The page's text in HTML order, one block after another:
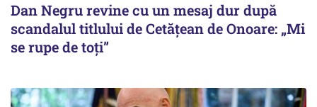
Dan Negru revine cu un mesaj dur după
scandalul titlului de Cetățean de Onoare: „Mi
se rupe de toți”